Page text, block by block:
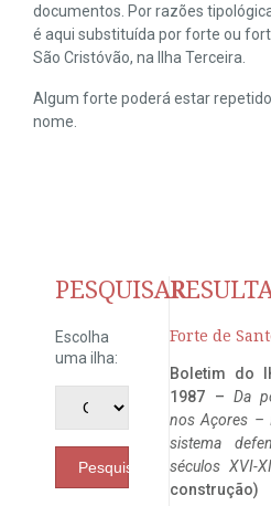
documentos. Por razões
é aqui substituída por forte ou
São Cristóvão, na Ilha Terceira.
Algum forte poderá estar
nome.
PESQUISAR
Escolha
uma ilha:
Pesquisar
Forte de
Boletim do
1987 – Da
nos Açores –
sistema
séculos XVI-
construção)